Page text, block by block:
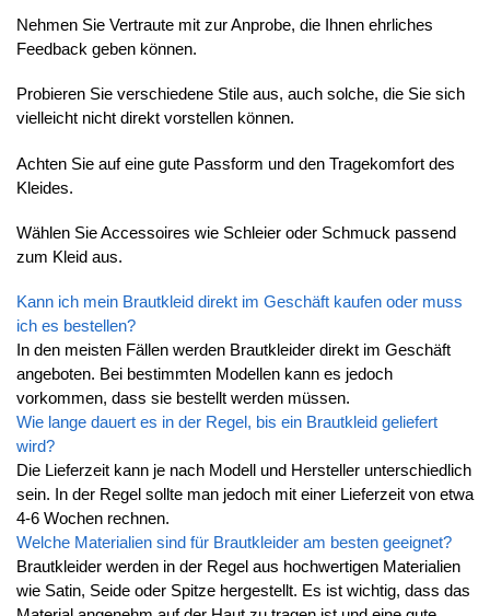
Nehmen Sie Vertraute mit zur Anprobe, die Ihnen ehrliches
Feedback geben können.
Probieren Sie verschiedene Stile aus, auch solche, die Sie sich
vielleicht nicht direkt vorstellen können.
Achten Sie auf eine gute Passform und den Tragekomfort des
Kleides.
Wählen Sie Accessoires wie Schleier oder Schmuck passend
zum Kleid aus.
Kann ich mein Brautkleid direkt im Geschäft kaufen oder muss
ich es bestellen?
In den meisten Fällen werden Brautkleider direkt im Geschäft
angeboten. Bei bestimmten Modellen kann es jedoch
vorkommen, dass sie bestellt werden müssen.
Wie lange dauert es in der Regel, bis ein Brautkleid geliefert
wird?
Die Lieferzeit kann je nach Modell und Hersteller unterschiedlich
sein. In der Regel sollte man jedoch mit einer Lieferzeit von etwa
4-6 Wochen rechnen.
Welche Materialien sind für Brautkleider am besten geeignet?
Brautkleider werden in der Regel aus hochwertigen Materialien
wie Satin, Seide oder Spitze hergestellt. Es ist wichtig, dass das